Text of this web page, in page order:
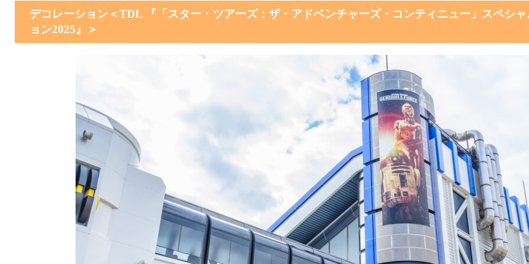
デコレーション＜TDL 『「スター・ツアーズ：ザ・アドベンチャーズ・コンティニュー」スペシ
ョン2025』＞